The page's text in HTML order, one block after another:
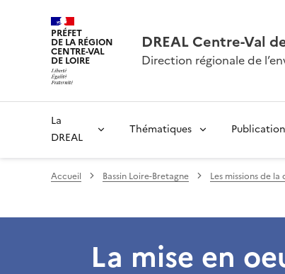
PRÉFET
DE LA RÉGION
CENTRE-VAL
DE LOIRE
DREAL Centre-Val
Direction régionale de
La
DREAL
Thématiques
Accueil Bassin Loire-Bretagne Les missions de
La mise en